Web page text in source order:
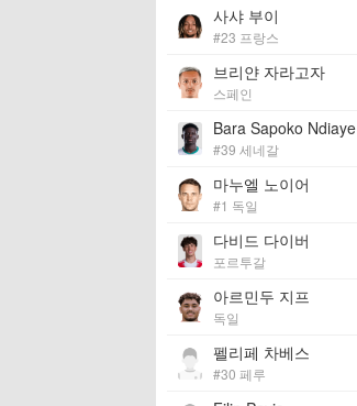
사샤 부이
#23 프랑스
브리얀 자라고자
스페인
Bara Sapoko Ndiaye
#39 세네갈
마누엘 노이어
#1 독일
다비드 다이버
포르투갈
아르민두 지프
독일
펠리페 차베스
#30 페루